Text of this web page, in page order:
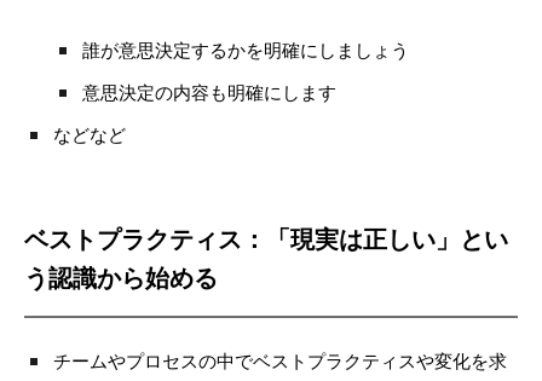
誰が意思決定するかを明確にしましょう
意思決定の内容も明確にします
などなど
ベストプラクティス：「現実は正しい」とい
う認識から始める
チームやプロセスの中でベストプラクティスや変化を求